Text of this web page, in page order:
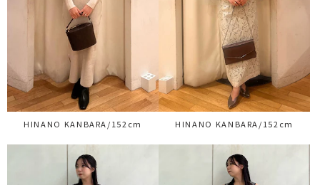
HINANO KANBARA/152cm HINANO KANBARA/152cm